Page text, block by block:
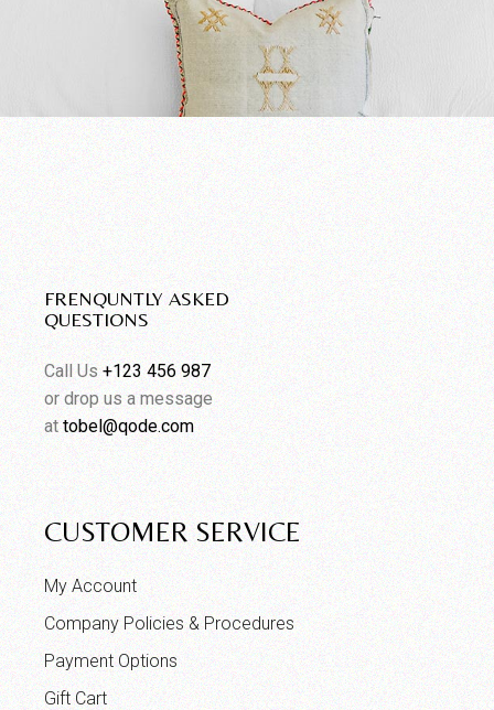
FRENQUNTLY ASKED
QUESTIONS
Call Us+123 456 987
or drop us a message
attobel@qode.com
CUSTOMER SERVICE
My Account
Company Policies & Procedures
Payment Options
Gift Cart